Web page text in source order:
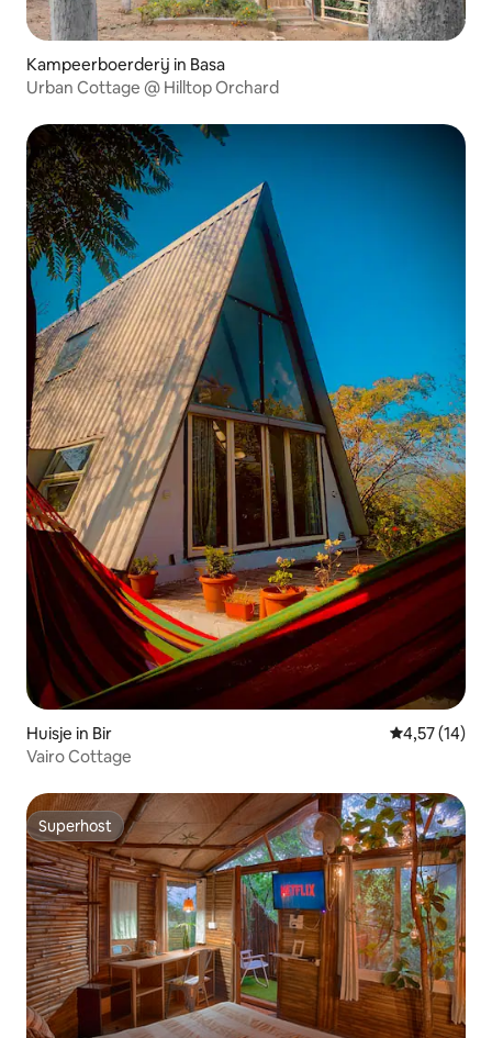
Kampeerboerderij in Basa
Urban Cottage @ Hilltop Orchard
Huisje in Bir Gemiddelde
4,57 (14)
Vairo Cottage
Superhost
Superhost